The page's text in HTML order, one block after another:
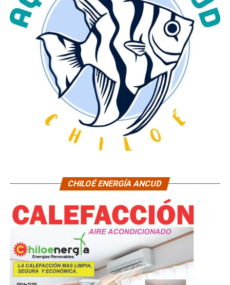
CHILOÉ ENERGÍA ANCUD